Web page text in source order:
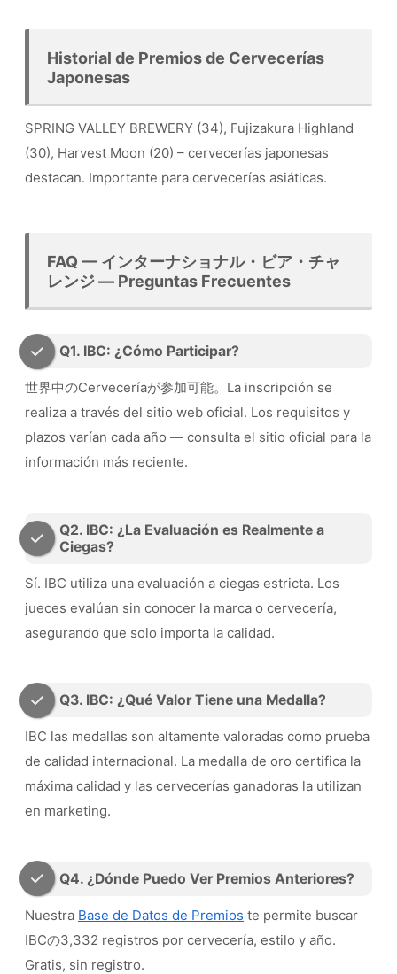
Historial de Premios de Cervecerías
Japonesas
SPRING VALLEY BREWERY (34), Fujizakura Highland
(30), Harvest Moon (20) – cervecerías japonesas
destacan. Importante para cervecerías asiáticas.
FAQ — インターナショナル・ビア・チャ
レンジ — Preguntas Frecuentes
Q1. IBC: ¿Cómo Participar?
世界中のCerveceríaが参加可能。La inscripción se
realiza a través del sitio web oficial. Los requisitos y
plazos varían cada año — consulta el sitio oficial para la
información más reciente.
Q2. IBC: ¿La Evaluación es Realmente a
Ciegas?
Sí. IBC utiliza una evaluación a ciegas estricta. Los
jueces evalúan sin conocer la marca o cervecería,
asegurando que solo importa la calidad.
Q3. IBC: ¿Qué Valor Tiene una Medalla?
IBC las medallas son altamente valoradas como prueba
de calidad internacional. La medalla de oro certifica la
máxima calidad y las cervecerías ganadoras la utilizan
en marketing.
Q4. ¿Dónde Puedo Ver Premios Anteriores?
Nuestra Base de Datos de Premios te permite buscar
IBCの3,332 registros por cervecería, estilo y año.
Gratis, sin registro.